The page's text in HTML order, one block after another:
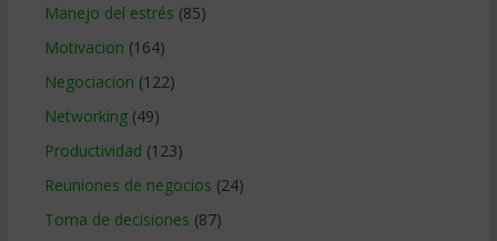
Manejo del estrés (85)
Motivacion (164)
Negociacion (122)
Networking(49)
Productividad (123)
Reuniones de negocios (24)
Toma de decisiones (87)